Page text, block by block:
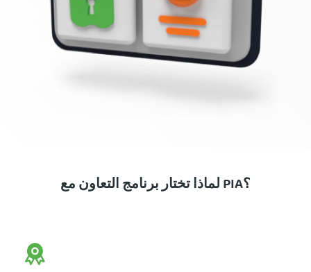
لماذا تختار برنامج التعاون مع PIA؟